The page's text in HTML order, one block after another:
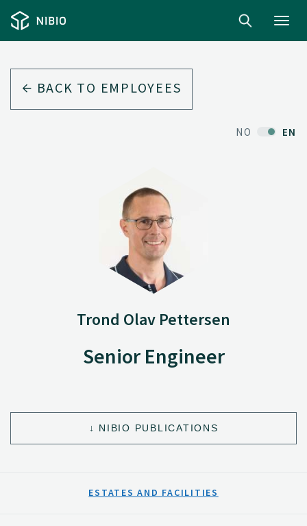
BACK TO EMPLOYEES
NO EN
Trond Olav Pettersen
Senior Engineer
NIBIO PUBLICATIONS
ESTATES AND FACILITIES